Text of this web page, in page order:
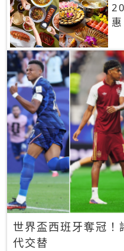
世界盃西班牙奪冠！
代交替